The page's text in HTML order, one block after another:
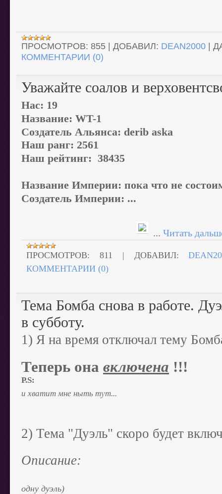
ПРОСМОТРОВ: 855 | ДОБАВИЛ: DEAN2000 |
КОММЕНТАРИИ (0)
Уважайте соалов и
Нас: 19
Название: WT-1
Создатель Альянса: derib aska
Наш ранг: 2561
Наш рейтинг: 38435
Название Империи: пока что не
Создатель Империи: ...
... Читать
ПРОСМОТРОВ: 811 | ДОБАВИЛ:
КОММЕНТАРИИ (0)
Тема Бомба снова в работе.
в субботу.
1) Я на время отключал тему
Теперь она включена !!!
P.S:
и хватит мне ныть тут...
2) Тема "Дуэль" скоро будет
Описание:
одну дуэль)